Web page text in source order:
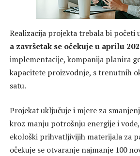
Realizacija projekta trebala bi početi
a završetak se očekuje u aprilu
implementacije, kompanija planira
kapacitete proizvodnje, s trenutnih
satu.
Projekat uključuje i mjere za
kroz manju potrošnju energije i
ekološki prihvatljivijih materijala za
očekuje se otvaranje najmanje 100